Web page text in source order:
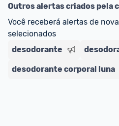
Outros alertas criados pela
Você receberá alertas de
selecionados
desodorante
desodorante corporal luna